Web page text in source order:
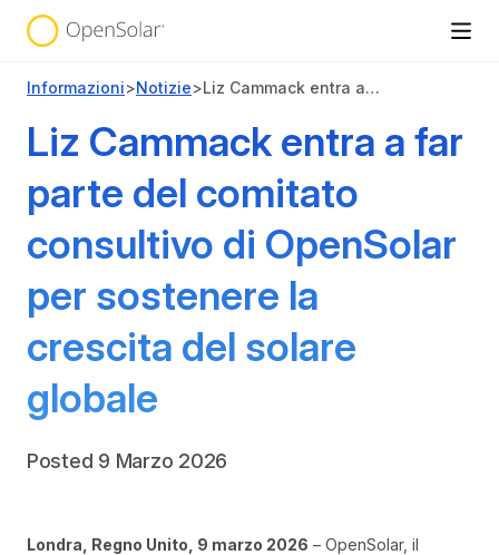
Informazioni>Notizie> Liz Cammack entra a far parte del comitato consultivo di OpenSolar per sostenere la crescita del solare globale
Liz Cammack entra a far
parte del comitato
consultivo di OpenSolar
per sostenere la
crescita del solare
globale
Posted 9 Marzo 2026
Londra, Regno Unito, 9 marzo 2026 – OpenSolar, il